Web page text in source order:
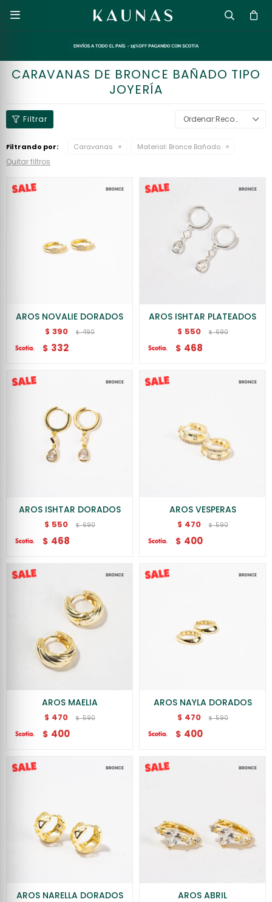

CARAVANAS DE BRONCE BAÑADO TIPO
JOYERÍA
Recomendados
Filtrando por: Caravanas Material: Bronce Bañado
Quitar filtros
AROS NOVALIE DORADOS
$ 390 $ 490
$ 332
AROS ISHTAR PLATEADOS
$ 550 $ 690
$ 468
AROS ISHTAR DORADOS
$ 550 $ 690
$ 468
AROS VESPERAS
$ 470 $ 590
$ 400
AROS MAELIA
$ 470 $ 590
$ 400
AROS NAYLA DORADOS
$ 470 $ 590
$ 400
AROS NARELLA DORADOS AROS ABRIL